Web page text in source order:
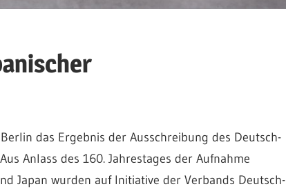
das Ergebnis der Ausschreibung des Deutsch-
Anlass des 160. Jahrestages der Aufnahme
Japan wurden auf Initiative der Verbands Deutsch-